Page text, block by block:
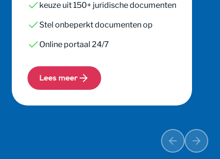
keuze uit 150+ juridische documenten
Stel onbeperkt documenten op
Online portaal 24/7
Lees meer
Vorige